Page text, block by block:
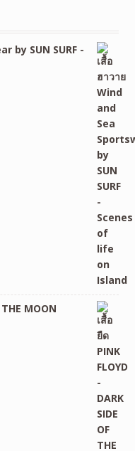
by SUN SURF -
THE MOON